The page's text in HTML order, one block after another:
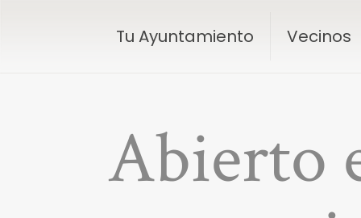
Tu Ayuntamiento Vecinos
Abierto